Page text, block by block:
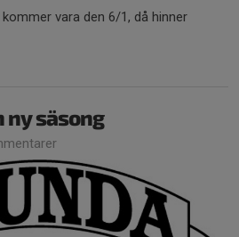
vara den 6/1, då hinner
ny säsong